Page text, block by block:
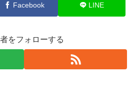
Facebook LINE
をフォローする